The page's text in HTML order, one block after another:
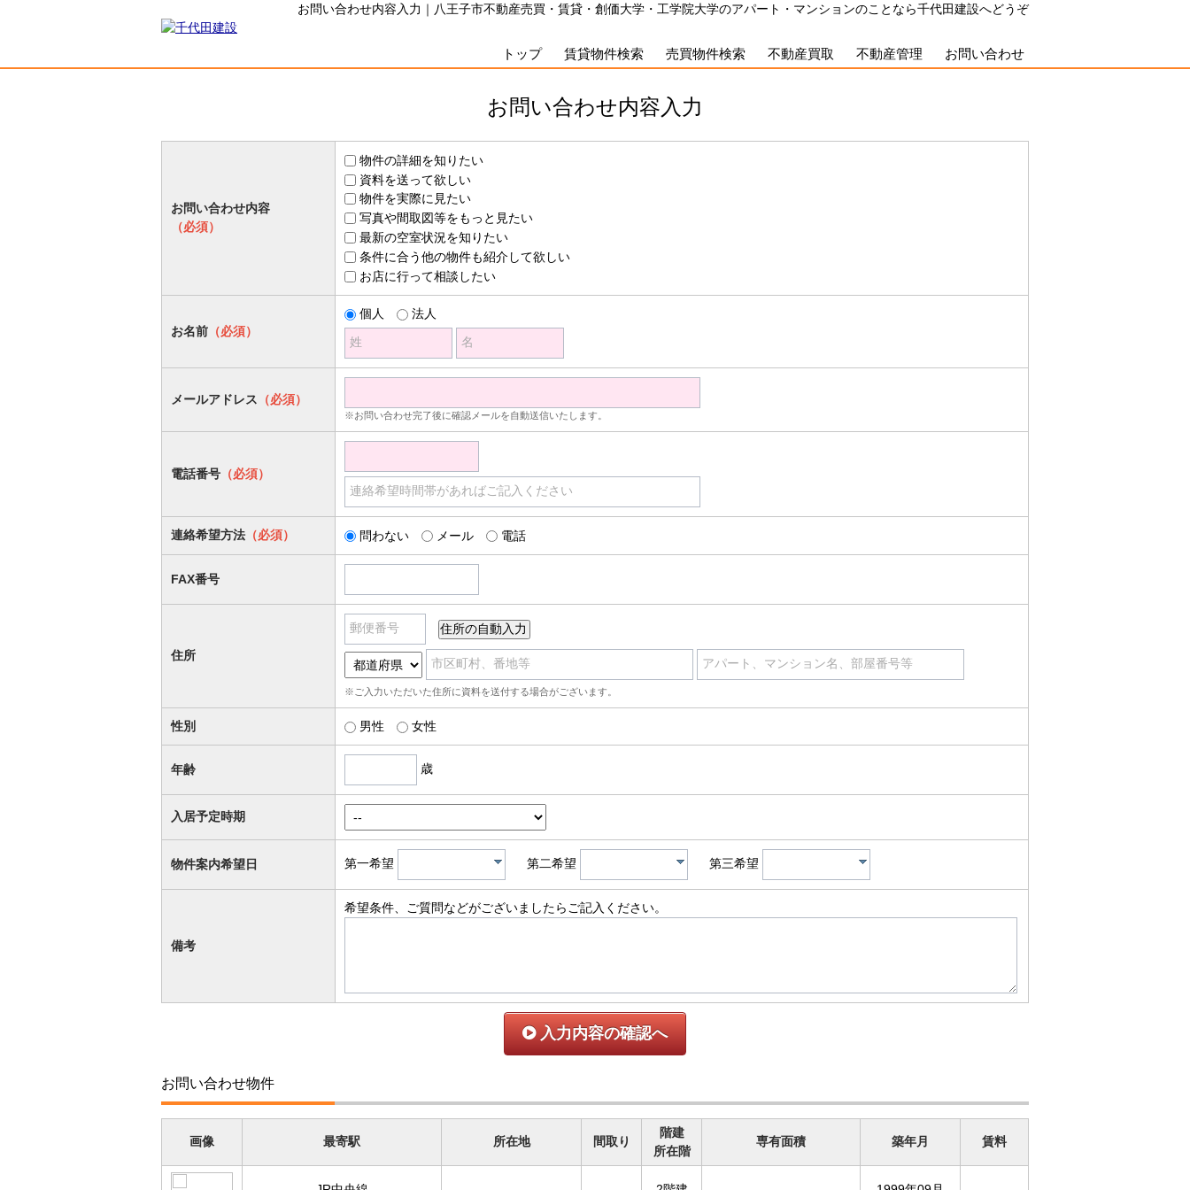
お問い合わせ内容入力｜八王子市不動産売買・賃貸・創価大学・工学院大学のアパート・マンションのことなら千代田建設へどうぞ
トップ 賃貸物件検索 売買物件検索 不動産買取 不動産管理 お問い合わせ
お問い合わせ内容入力
お問い合わせ内容
（必須）
物件の詳細を知りたい
資料を送って欲しい
物件を実際に見たい
写真や間取図等をもっと見たい
最新の空室状況を知りたい
条件に合う他の物件も紹介して欲しい
お店に行って相談したい
お名前 （必須）
個人
法人
姓
名
メールアドレス （必須）
※お問い合わせ完了後に確認メールを自動送信いたします。
電話番号 （必須）
連絡希望時間帯があればご記入ください
連絡希望方法 （必須） 問わない メール 電話
FAX番号
住所
郵便番号
市区町村、番地等 アパート、マンション名、部屋番号等
※ご入力いただいた住所に資料を送付する場合がございます。
性別 男性 女性
年齢 歳
入居予定時期
物件案内希望日 第一希望 第二希望 第三希望
備考
希望条件、ご質問などがございましたらご記入ください。
入力内容の確認へ
お問い合わせ物件
画像 最寄駅 所在地 間取り
階建
所在階
専有面積 築年月 賃料